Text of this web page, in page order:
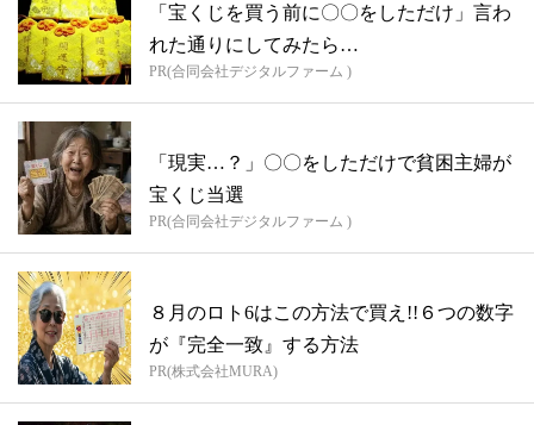
「宝くじを買う前に〇〇をしただけ」言わ
れた通りにしてみたら…
PR(合同会社デジタルファーム )
「現実…？」〇〇をしただけで貧困主婦が
宝くじ当選
PR(合同会社デジタルファーム )
８月のロト6はこの方法で買え!!６つの数字
が『完全一致』する方法
PR(株式会社MURA)